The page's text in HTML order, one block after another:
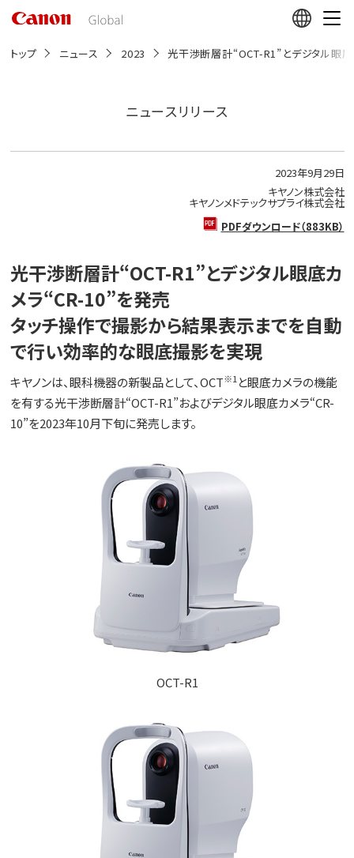
動
トップ ニュース 2023 光干渉断層計“OCT-R1”とデジタル眼
ニュースリリース
2023年9月29日
キヤノン株式会社
キヤノンメドテックサプライ株式会社
PDFダウンロード（883KB）
光干渉断層計“OCT-R1”とデジタル眼底カ
メラ“CR-10”を発売
タッチ操作で撮影から結果表示までを自動
で行い効率的な眼底撮影を実現
キヤノンは、眼科機器の新製品として、OCT※1と眼底カメラの機能
を有する光干渉断層計“OCT-R1”およびデジタル眼底カメラ“CR-
10”を2023年10月下旬に発売します。
OCT-R1